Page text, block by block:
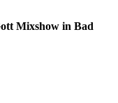
Mixshow in Bad